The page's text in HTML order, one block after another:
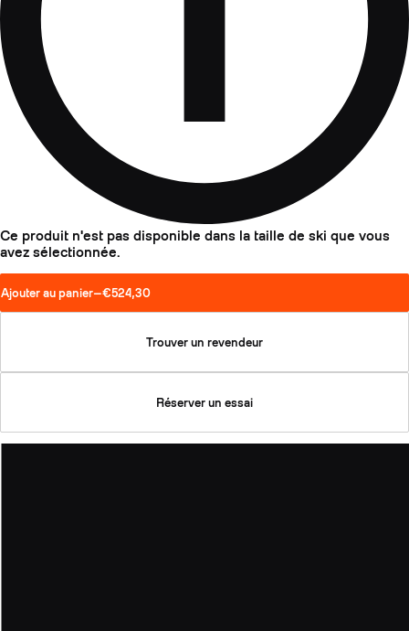
Ce produit n'est pas disponible dans la taille de ski que vous
avez sélectionnée.
Ajouter au panier—€524,30
Trouver un revendeur
Réserver un essai